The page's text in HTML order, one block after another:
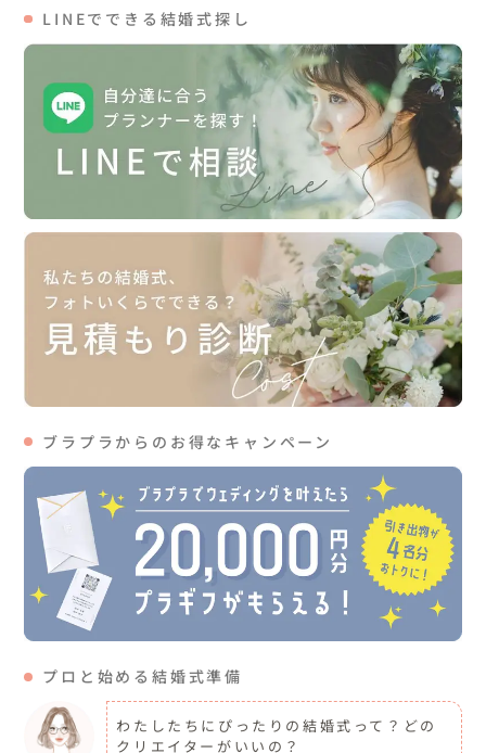
LINEでできる結婚式探し
ブラプラからのお得なキャンペーン
プロと始める結婚式準備
わたしたちにぴったりの結婚式って？どの
クリエイターがいいの？